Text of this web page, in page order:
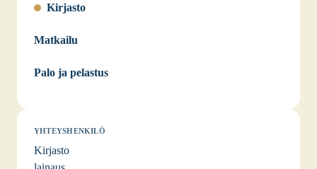
Kirjasto
Matkailu
Palo ja pelastus
YHTEYSHENKILÖ
Kirjasto